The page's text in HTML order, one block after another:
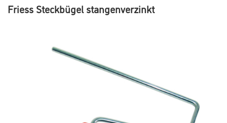
Friess Steckbügel stangenverzinkt